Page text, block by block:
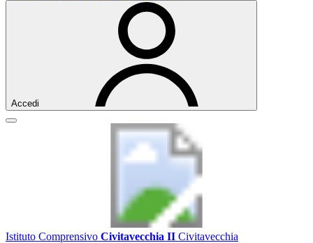
Accedi
Istituto Comprensivo Civitavecchia II Civitavecchia